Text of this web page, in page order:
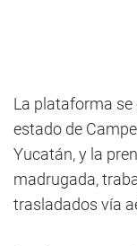
La plataforma se
estado de
Yucatán, y la
madrugada,
trasladados vía